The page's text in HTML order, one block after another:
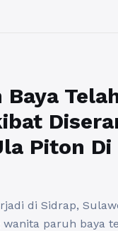
Piton Di
di Sidrap,
paruh baya